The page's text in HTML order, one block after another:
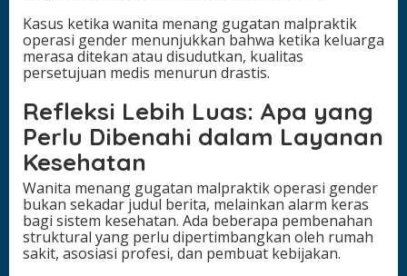
Kasus ketika wanita menang gugatan malpraktik
operasi gender menunjukkan bahwa ketika keluarga
merasa ditekan atau disudutkan, kualitas
persetujuan medis menurun drastis.
Refleksi Lebih Luas: Apa yang
Perlu Dibenahi dalam Layanan
Kesehatan
Wanita menang gugatan malpraktik operasi gender
bukan sekadar judul berita, melainkan alarm keras
bagi sistem kesehatan. Ada beberapa pembenahan
struktural yang perlu dipertimbangkan oleh rumah
sakit, asosiasi profesi, dan pembuat kebijakan.